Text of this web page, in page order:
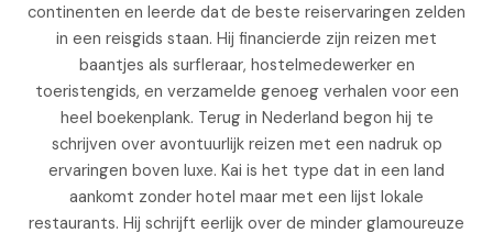
continenten en leerde dat de beste reiservaringen zelden
in een reisgids staan. Hij financierde zijn reizen met
baantjes als surfleraar, hostelmedewerker en
toeristengids, en verzamelde genoeg verhalen voor een
heel boekenplank. Terug in Nederland begon hij te
schrijven over avontuurlijk reizen met een nadruk op
ervaringen boven luxe. Kai is het type dat in een land
aankomt zonder hotel maar met een lijst lokale
restaurants. Hij schrijft eerlijk over de minder glamoureuze